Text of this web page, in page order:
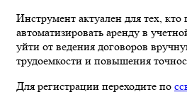
Инструмент актуален для тех,
автоматизировать аренду в
уйти от ведения договоров
трудоемкости и повышения
Для регистрации переходите по